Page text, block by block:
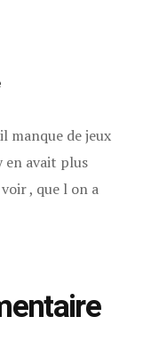
manque de jeux
en avait plus
, que l on a